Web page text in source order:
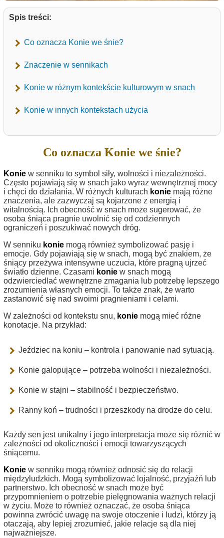
Spis treści:
Co oznacza Konie we śnie?
Znaczenie w sennikach
Konie w różnym kontekście kulturowym w snach
Konie w innych kontekstach użycia
Co oznacza Konie we śnie?
Konie w senniku to symbol siły, wolności i niezależności.
Często pojawiają się w snach jako wyraz wewnętrznej mocy
i chęci do działania. W różnych kulturach konie mają różne
znaczenia, ale zazwyczaj są kojarzone z energią i
witalnością. Ich obecność w snach może sugerować, że
osoba śniąca pragnie uwolnić się od codziennych
ograniczeń i poszukiwać nowych dróg.
W senniku konie mogą również symbolizować pasję i
emocje. Gdy pojawiają się w snach, mogą być znakiem, że
śniący przeżywa intensywne uczucia, które pragną ujrzeć
światło dzienne. Czasami konie w snach mogą
odzwierciedlać wewnętrzne zmagania lub potrzebę lepszego
zrozumienia własnych emocji. To także znak, że warto
zastanowić się nad swoimi pragnieniami i celami.
W zależności od kontekstu snu, konie mogą mieć różne
konotacje. Na przykład:
Jeździec na koniu – kontrola i panowanie nad sytuacją.
Konie galopujące – potrzeba wolności i niezależności.
Konie w stajni – stabilność i bezpieczeństwo.
Ranny koń – trudności i przeszkody na drodze do celu.
Każdy sen jest unikalny i jego interpretacja może się różnić w
zależności od okoliczności i emocji towarzyszących
śniącemu.
Konie w senniku mogą również odnosić się do relacji
międzyludzkich. Mogą symbolizować lojalność, przyjaźń lub
partnerstwo. Ich obecność w snach może być
przypomnieniem o potrzebie pielęgnowania ważnych relacji
w życiu. Może to również oznaczać, że osoba śniąca
powinna zwrócić uwagę na swoje otoczenie i ludzi, którzy ją
otaczają, aby lepiej zrozumieć, jakie relacje są dla niej
najważniejsze.